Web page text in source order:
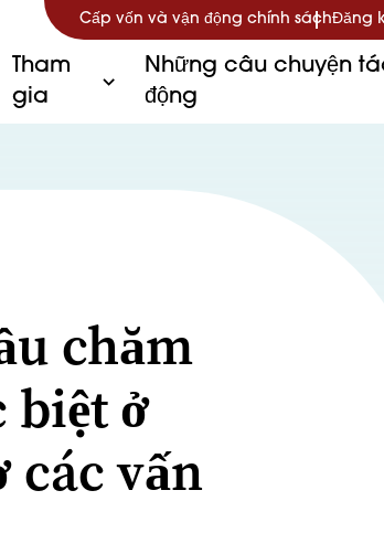
Cấp vốn và vận động chính sáchĐăng
Tham
gia
Những câu chuyện
động
chăm
biệt ở
các vấn